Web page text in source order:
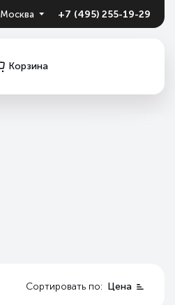
+7 (495) 255-19-29
Москва
Корзина
Сортировать по: Цена